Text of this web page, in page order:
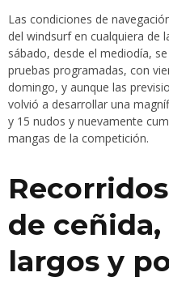
Las condiciones de
del windsurf en cualquiera de
sábado, desde el mediodía,
pruebas programadas, con
domingo, y aunque las
volvió a desarrollar una
y 15 nudos y nuevamente
mangas de la competición.
de ceñida,
largos y